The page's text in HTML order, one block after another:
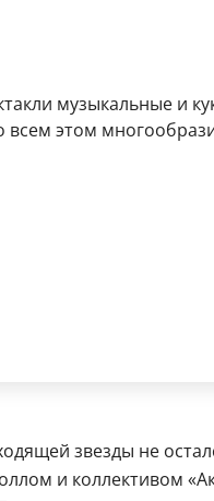
музыкальные и
всем этом
звезды не
и коллективом